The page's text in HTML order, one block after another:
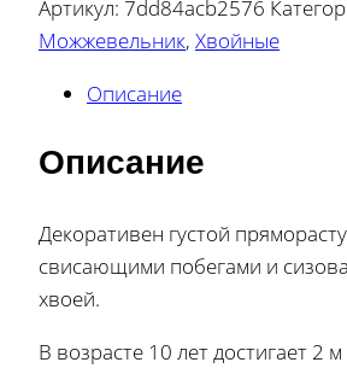
Артикул: 7dd84acb2576
Можжевельник, Хвойные
Описание
Описание
Декоративен густой
свисающими побегами и
хвоей.
В возрасте 10 лет достигает 2